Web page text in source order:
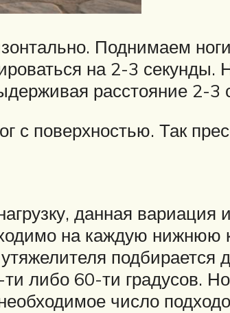
Поднимаем ноги
на 2-3 секунды.
расстояние 2-3
с поверхностью. Так
данная вариация
на каждую нижнюю
подбирается
либо 60-ти градусов.
число